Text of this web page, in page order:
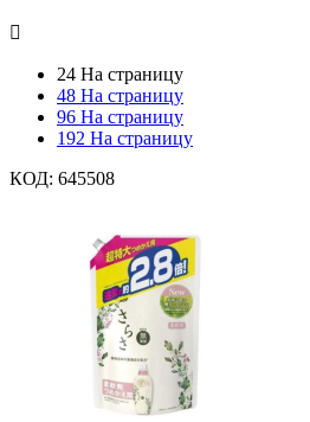

24 На страницу
48 На страницу
96 На страницу
192 На страницу
КОД: 645508